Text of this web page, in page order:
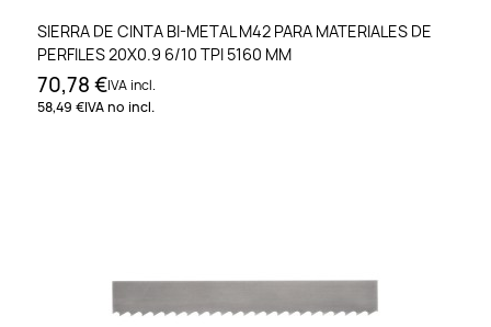
SIERRA DE CINTA BI-METAL M42 PARA MATERIALES DE
PERFILES 20X0.9 6/10 TPI 5160 MM
70,78 €IVA incl.
58,49 €IVA no incl.